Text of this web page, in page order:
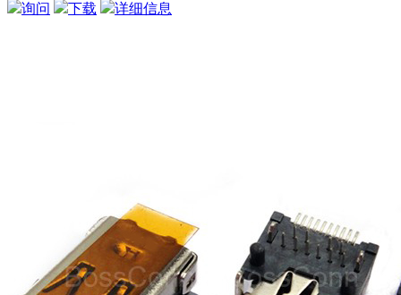
询问 下载 详细信息